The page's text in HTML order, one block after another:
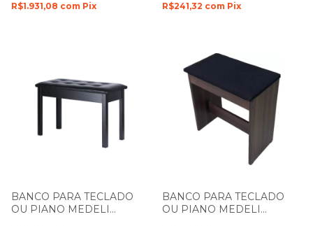
R$1.931,08 com Pix R$241,32 com Pix
BANCO PARA TECLADO
OU PIANO MEDELI
BANCO PARA TECLADO
OU PIANO MEDELI